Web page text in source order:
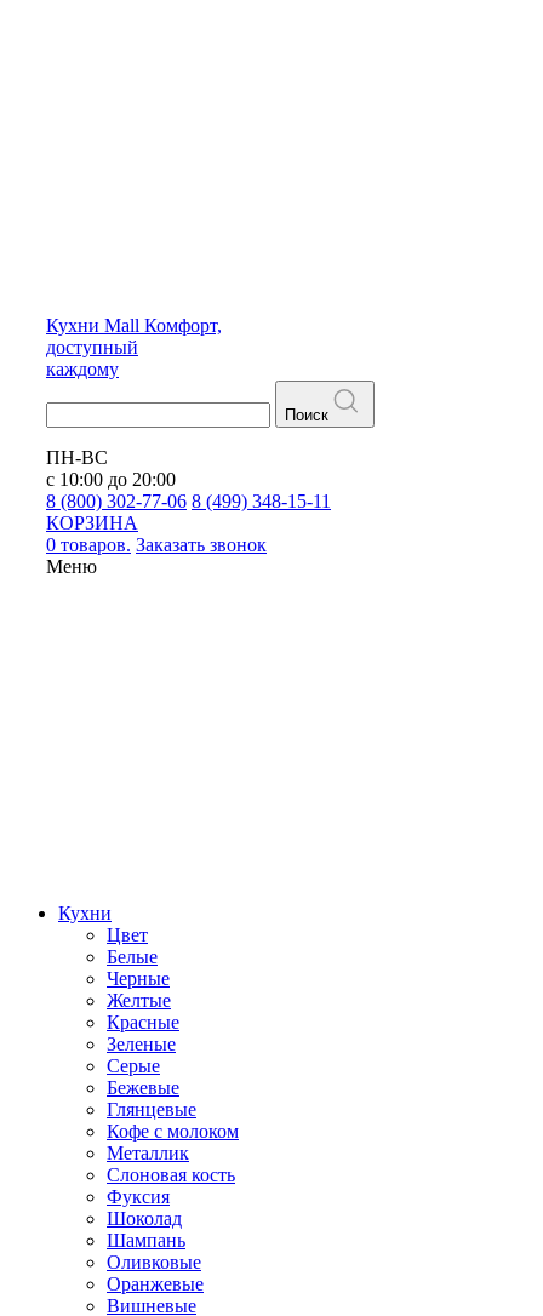
Кухни Mall Комфорт,
доступный
каждому
Поиск
ПН-ВС
с 10:00 до 20:00
8 (800) 302-77-06 8 (499) 348-15-11
КОРЗИНА
0 товаров. Заказать звонок
Меню
Кухни
Цвет
Белые
Черные
Желтые
Красные
Зеленые
Серые
Бежевые
Глянцевые
Кофе с молоком
Металлик
Слоновая кость
Фуксия
Шоколад
Шампань
Оливковые
Оранжевые
Вишневые